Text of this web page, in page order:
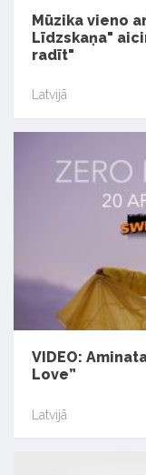
Mūzika vieno
Līdzskaņa"
radīt"
Latvijā
VIDEO:
Love”
Latvijā